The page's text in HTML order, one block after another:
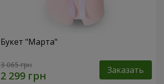
Букет "Марта"
3 065 грн Заказать